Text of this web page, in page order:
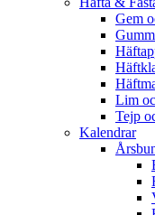
Gem
Lim
Tejp
Kalendrar